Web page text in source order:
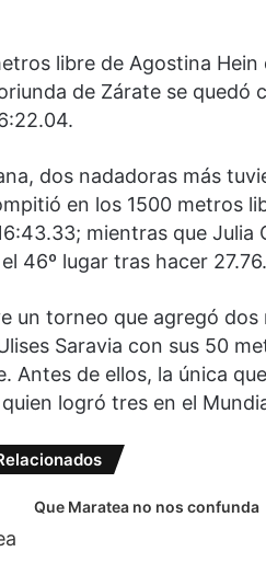
libre de Agostina
de Zárate se quedó
dos nadadoras más
en los 1500 metros
mientras que
46º lugar tras hacer 27.76.
un torneo que agregó dos
Saravia con sus 50
Antes de ellos, la única
logró tres en el
Que Maratea no nos confunda